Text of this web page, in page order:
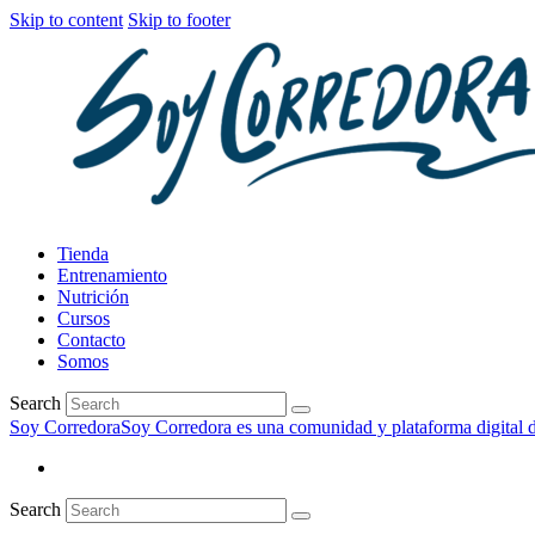
Skip to content Skip to footer
Tienda
Entrenamiento
Nutrición
Cursos
Contacto
Somos
Search
Soy CorredoraSoy Corredora es una comunidad y plataforma digital
Search